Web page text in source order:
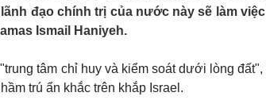
Thế giới thể thao
eSports
Tư vấn
Văn hóa
Sân khấu - Điện ảnh
Giải trí
đạo chính trị của nước này sẽ làm
Ismail Haniyeh.
tâm chỉ huy và kiểm soát dưới lòng
trú ẩn khắc trên khắp Israel.